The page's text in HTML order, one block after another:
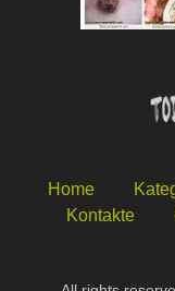
Home
Kontakte